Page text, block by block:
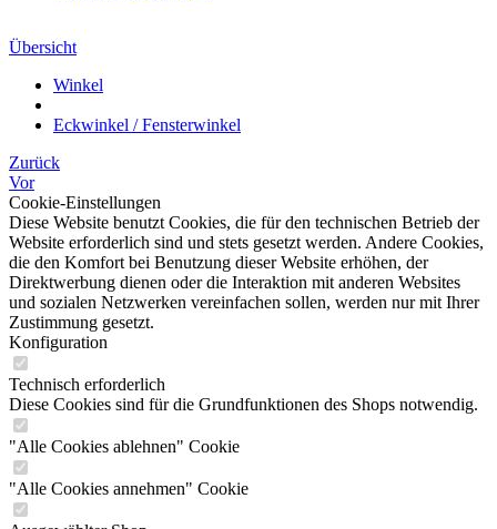
Übersicht
Winkel
Eckwinkel / Fensterwinkel
Zurück
Vor
Cookie-Einstellungen
Diese Website benutzt Cookies, die für den technischen Betrieb der
Website erforderlich sind und stets gesetzt werden. Andere Cookies,
die den Komfort bei Benutzung dieser Website erhöhen, der
Direktwerbung dienen oder die Interaktion mit anderen Websites
und sozialen Netzwerken vereinfachen sollen, werden nur mit Ihrer
Zustimmung gesetzt.
Konfiguration
Technisch erforderlich
Diese Cookies sind für die Grundfunktionen des Shops notwendig.
"Alle Cookies ablehnen" Cookie
"Alle Cookies annehmen" Cookie